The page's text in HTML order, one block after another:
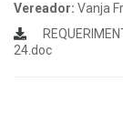
Vereador: Vanja
24.doc